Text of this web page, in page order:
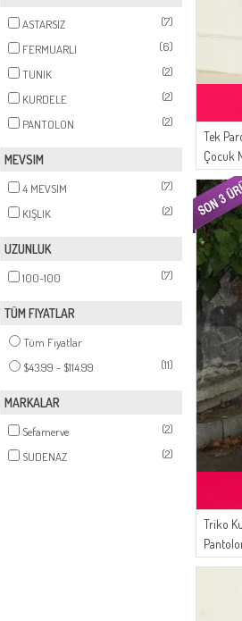
ASTARSIZ
(7)
FERMUARLI
(6)
TUNIK
(2)
KURDELE
(2)
PANTOLON
(2)
MEVSIM
4 MEVSIM
(7)
KIŞLIK
(2)
UZUNLUK
100-100 (7)
TÜM FIYATLAR
Tüm Fiyatlar
$43.99 - $114.99
(11)
MARKALAR
Sefamerve
(2)
SUDENAZ
(2)
Tek
Çocuk
1985-
Triko
03 Bej